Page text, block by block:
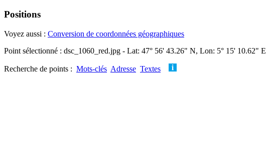
Positions
Voyez aussi : Conversion de coordonnées géographiques
Point sélectionné : dsc_1060_red.jpg - Lat: 47° 56' 43.26" N, Lon: 5° 15' 10.62" E
Recherche de points : Mots-clés Adresse Textes